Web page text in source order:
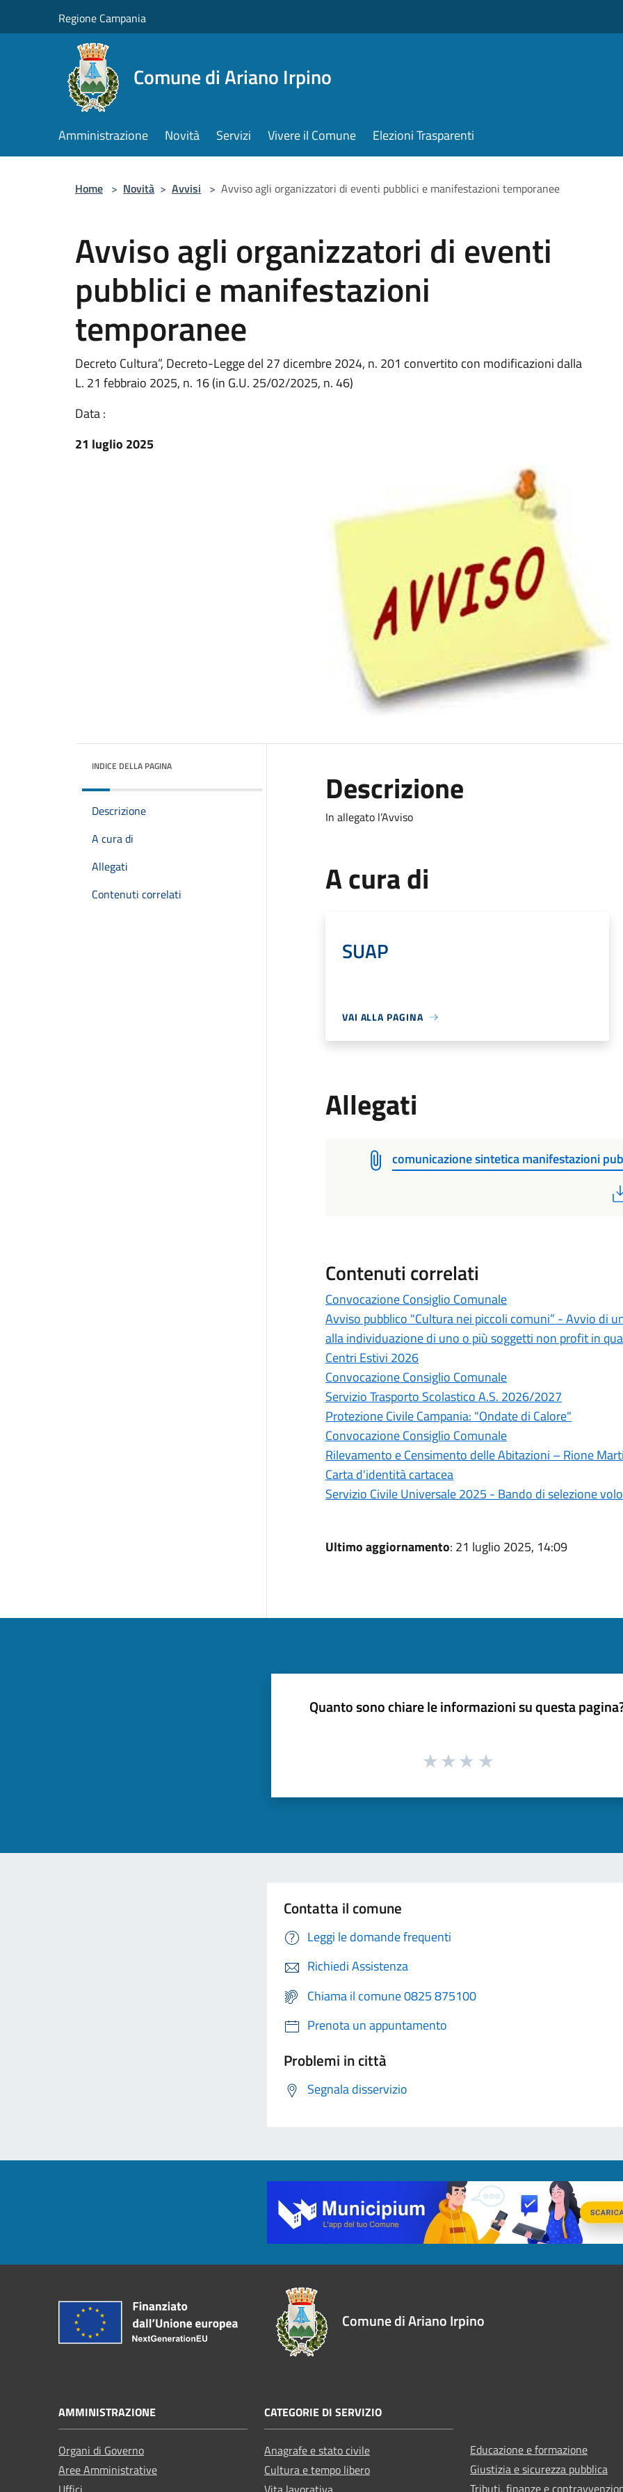
Regione Campania
Comune di Ariano Irpino
Amministrazione Novità Servizi Vivere il Comune Elezioni Trasparenti
Home > Novità > Avvisi > Avviso agli organizzatori di eventi pubblici e manifestazioni temporanee
Avviso agli organizzatori di eventi
pubblici e manifestazioni
temporanee
Decreto Cultura”, Decreto-Legge del 27 dicembre 2024, n. 201 convertito con modificazioni dalla
L. 21 febbraio 2025, n. 16 (in G.U. 25/02/2025, n. 46)
Data :
21 luglio 2025
INDICE DELLA PAGINA
Descrizione
A cura di
Allegati
Contenuti correlati
Descrizione
In allegato l’Avviso
A cura di
SUAP
VAI ALLA PAGINA
Allegati
comunicazione sintetica manifestazioni
Contenuti correlati
Convocazione Consiglio Comunale
Avviso pubblico "Cultura nei piccoli comuni” - Avvio di
alla individuazione di uno o più soggetti non profit in
Centri Estivi 2026
Convocazione Consiglio Comunale
Servizio Trasporto Scolastico A.S. 2026/2027
Protezione Civile Campania: "Ondate di Calore"
Convocazione Consiglio Comunale
Rilevamento e Censimento delle Abitazioni – Rione
Carta d'identità cartacea
Servizio Civile Universale 2025 - Bando di selezione
Ultimo aggiornamento: 21 luglio 2025, 14:09
Quanto sono chiare le informazioni su questa
Contatta il comune
Leggi le domande frequenti
Richiedi Assistenza
Chiama il comune 0825 875100
Prenota un appuntamento
Problemi in città
Segnala disservizio
Comune di Ariano Irpino
AMMINISTRAZIONE
Organi di Governo
Aree Amministrative
CATEGORIE DI SERVIZIO
Anagrafe e stato civile
Cultura e tempo libero
Educazione e formazione
Giustizia e sicurezza pubblica
Tributi, finanze e